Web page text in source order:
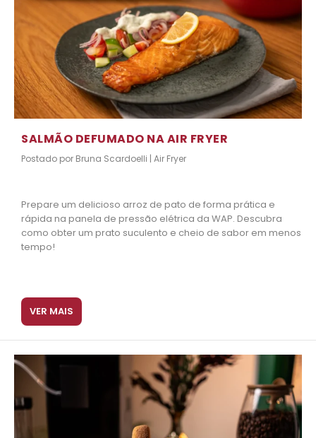
SALMÃO DEFUMADO NA AIR FRYER
Postado por Bruna Scardoelli | Air Fryer
Prepare um delicioso arroz de pato de forma prática e
rápida na panela de pressão elétrica da WAP. Descubra
como obter um prato suculento e cheio de sabor em menos
tempo!
VER MAIS